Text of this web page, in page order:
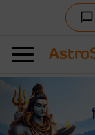
chat_bubble_outline
Previous